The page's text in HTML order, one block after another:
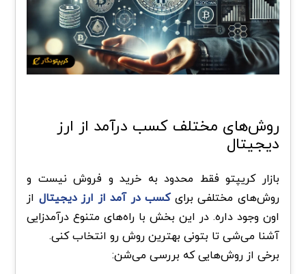
روش‌های مختلف کسب درآمد از ارز
دیجیتال
بازار کریپتو فقط محدود به خرید و فروش نیست و
روش‌های مختلفی برایکسب در آمد از ارز دیجیتال از
اون وجود داره. در این بخش با راه‌های متنوع درآمدزایی
آشنا می‌شی تا بتونی بهترین روش رو انتخاب کنی.
برخی از روش‌هایی که بررسی می‌شن: